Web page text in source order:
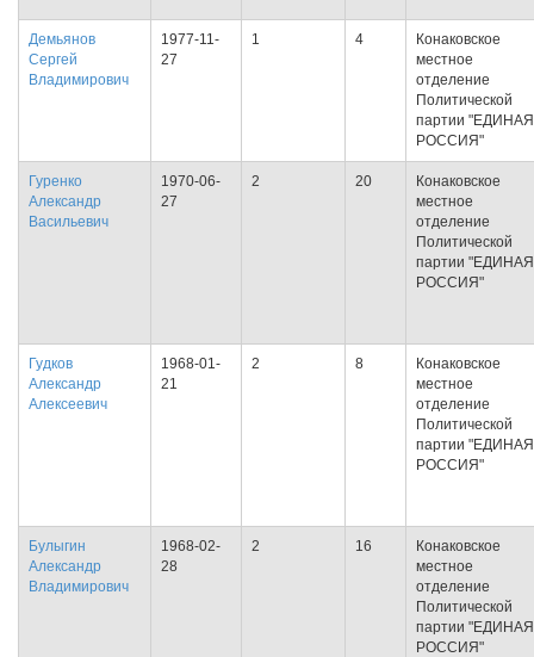
Демьянов
Сергей
Владимирович
1977-11-
27
1 4
Конаковское
местное
отделение
Политической
партии "ЕДИНАЯ
РОССИЯ"
Гуренко
Александр
Васильевич
1970-06-
27
2 20
Конаковское
местное
отделение
Политической
партии "ЕДИНАЯ
РОССИЯ"
Гудков
Александр
Алексеевич
1968-01-
21
2 8
Конаковское
местное
отделение
Политической
партии "ЕДИНАЯ
РОССИЯ"
Булыгин
Александр
Владимирович
1968-02-
28
2 16
Конаковское
местное
отделение
Политической
партии "ЕДИНАЯ
РОССИЯ"